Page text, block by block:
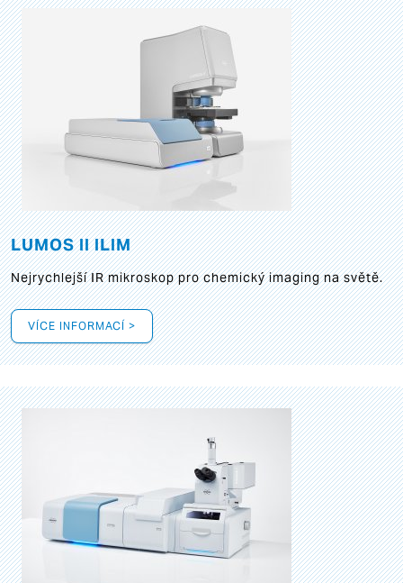
LUMOS II ILIM
Nejrychlejší IR mikroskop pro chemický imaging na světě.
VÍCE INFORMACÍ >